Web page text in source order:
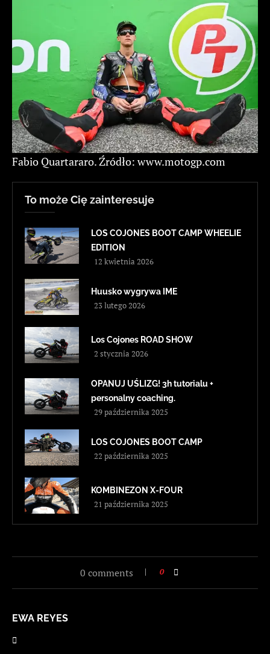
Fabio Quartararo. Źródło: www.motogp.com
To może Cię zainteresuje
LOS COJONES BOOT CAMP WHEELIE
EDITION
12 kwietnia 2026
Huusko wygrywa IME
23 lutego 2026
Los Cojones ROAD SHOW
2 stycznia 2026
OPANUJ UŚLIZG! 3h tutorialu +
personalny coaching.
29 października 2025
LOS COJONES BOOT CAMP
22 października 2025
KOMBINEZON X-FOUR
21 października 2025
0 comments 0
EWA REYES